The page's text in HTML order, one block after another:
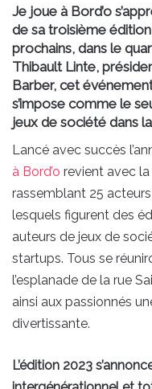
Je joue à Bord’o
de sa troisième
prochains, dans le
Thibault Linte,
Barber, cet
s’impose comme le
jeux de société dans
Lancé avec succès
à Bord’o revient avec
rassemblant 25
lesquels figurent des
auteurs de jeux de
startups. Tous se
l’esplanade de la rue
ainsi aux passionnés
divertissante.
L’édition 2023